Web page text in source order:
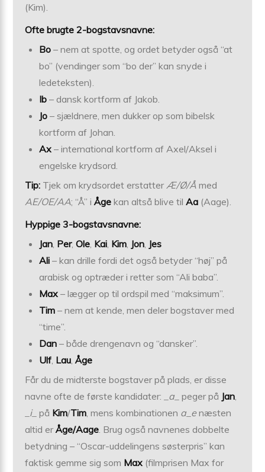
(Kim).
Ofte brugte 2-bogstavsnavne:
Bo – nem at spotte, og ordet betyder også “at
bo” (vendinger som “bo der” kan snyde i
ledeteksten).
Ib – dansk kortform af Jakob.
Jo – sjældnere, men dukker op som bibelsk
kortform af Johan.
Ax – international kortform af Axel/Aksel i
engelske krydsord.
Tip: Tjek om krydsordet erstatter Æ/Ø/Å med
AE/OE/AA; “Å” iÅge kan altså blive tilAa (Aage).
Hyppige 3-bogstavsnavne:
Jan Per,Ole Kai Kim Jon Jes
Ali – kan drille fordi det også betyder “høj” på
arabisk og optræder i retter som “Ali baba”.
Max – lægger op til ordspil med “maksimum”.
Tim – nem at kende, men deler bogstaver med
“time”.
Dan – både drengenavn og “dansker”.
Ulf Lau ,Åge
Får du de midterste bogstaver på plads, er disse
navne ofte de første kandidater:
_a_ peger på Jan
_i_ på Kim/Tim , mens kombinationen a_enæsten
altid erÅge/Aage . Brug også navnenes dobbelte
betydning – “Oscar-uddelingens søsterpris” kan
faktisk gemme sig som Max (filmprisen Max for